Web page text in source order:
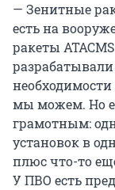
— Зенитные
есть на
ракеты
мы можем. Но
грамотным:
установок в
плюс что-то
У ПВО есть